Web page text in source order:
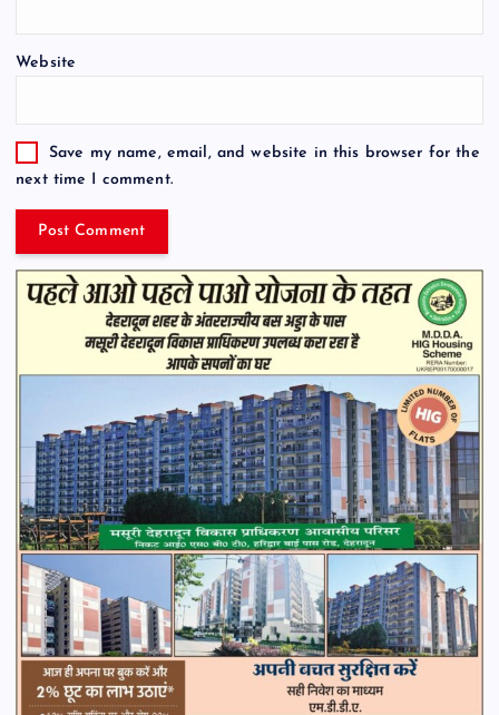
Website
Save my name, email, and website in this browser for the
next time I comment.